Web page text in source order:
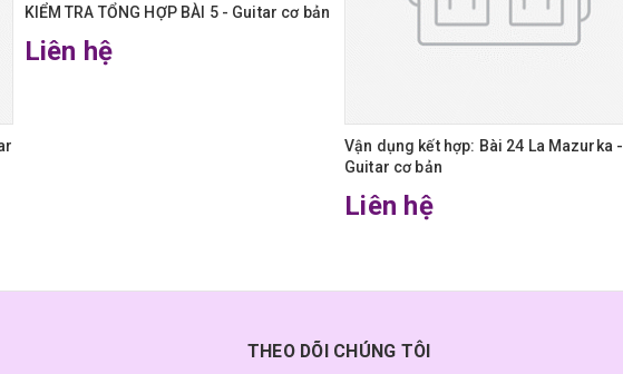
KIỂM TRA TỔNG HỢP BÀI 5 - Guitar cơ bản
Liên hệ
Vận dụng kết hợp: Bài 24 La Mazurka -
Guitar cơ bản
Liên hệ
THEO DÕI CHÚNG TÔI